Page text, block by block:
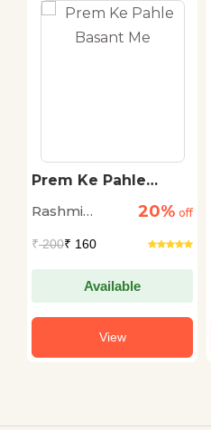
Prem Ke Pahle
Rashmi
20% off
₹200₹ 160
Available
View